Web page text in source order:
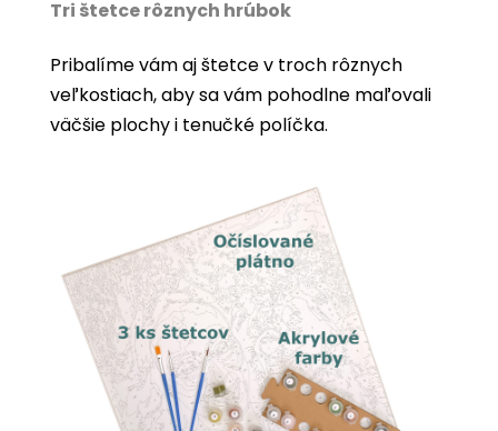
Tri štetce rôznych hrúbok
Pribalíme vám aj štetce v troch rôznych
veľkostiach, aby sa vám pohodlne maľovali
väčšie plochy i tenučké políčka.